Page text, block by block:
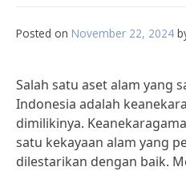
Posted on November 22, 2024
Salah satu aset alam yang
Indonesia adalah
dimilikinya.
satu kekayaan alam yang
dilestarikan dengan baik.